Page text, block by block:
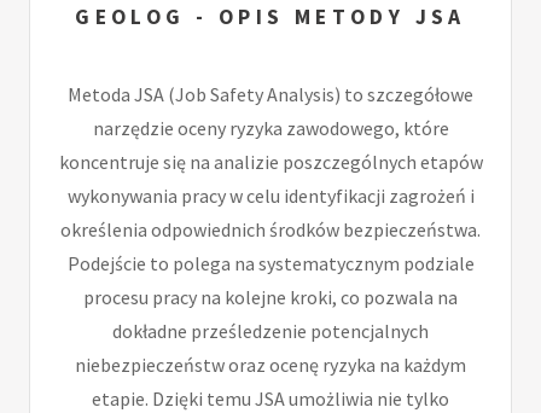
GEOLOG - OPIS METODY JSA
Metoda JSA (Job Safety Analysis) to szczegółowe
narzędzie oceny ryzyka zawodowego, które
koncentruje się na analizie poszczególnych etapów
wykonywania pracy w celu identyfikacji zagrożeń i
określenia odpowiednich środków bezpieczeństwa.
Podejście to polega na systematycznym podziale
procesu pracy na kolejne kroki, co pozwala na
dokładne prześledzenie potencjalnych
niebezpieczeństw oraz ocenę ryzyka na każdym
etapie. Dzięki temu JSA umożliwia nie tylko